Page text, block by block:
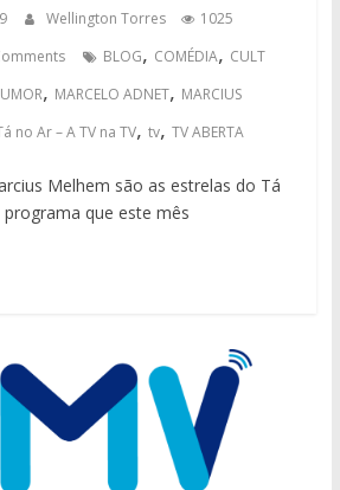
Wellington Torres
1025
BLOG, COMÉDIA, CULT
, MARCELO ADNET, MARCIUS
no Ar – A TV na TV, tv, TV ABERTA
Melhem são as estrelas do Tá
programa que este mês